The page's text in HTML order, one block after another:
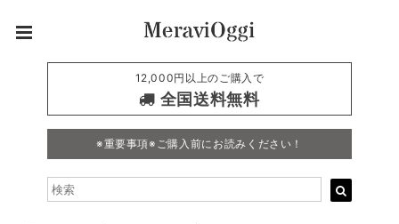
12,000円以上のご購入で
全国送料無料
※重要事項※ご購入前にお読みください！